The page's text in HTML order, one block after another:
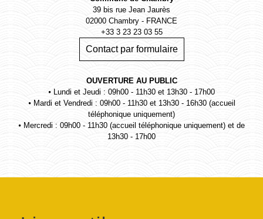
39 bis rue Jean Jaurès
02000 Chambry - FRANCE
+33 3 23 23 03 55
Contact par formulaire
OUVERTURE AU PUBLIC
⦁ Lundi et Jeudi : 09h00 - 11h30 et 13h30 - 17h00
⦁ Mardi et Vendredi : 09h00 - 11h30 et 13h30 - 16h30 (accueil
téléphonique uniquement)
⦁ Mercredi : 09h00 - 11h30 (accueil téléphonique uniquement) et de
13h30 - 17h00